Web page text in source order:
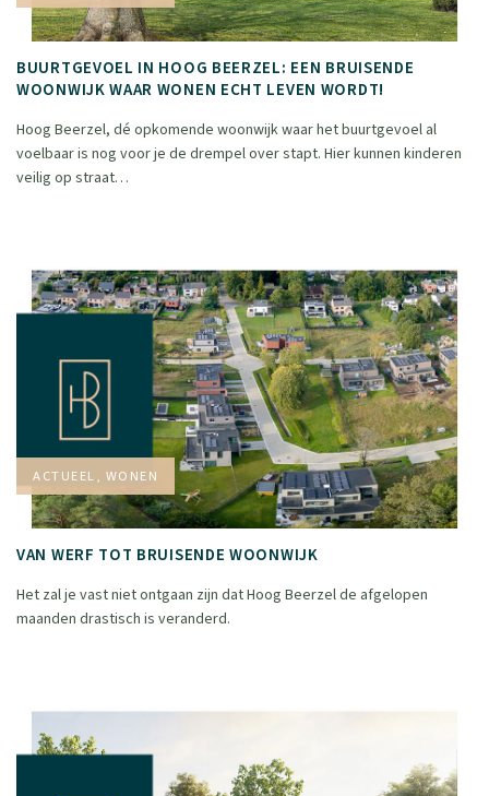
BUURTGEVOEL IN HOOG BEERZEL: EEN BRUISENDE
WOONWIJK WAAR WONEN ECHT LEVEN WORDT!
Hoog Beerzel, dé opkomende woonwijk waar het buurtgevoel al
voelbaar is nog voor je de drempel over stapt. Hier kunnen kinderen
veilig op straat…
ACTUEEL, WONEN
VAN WERF TOT BRUISENDE WOONWIJK
Het zal je vast niet ontgaan zijn dat Hoog Beerzel de afgelopen
maanden drastisch is veranderd.